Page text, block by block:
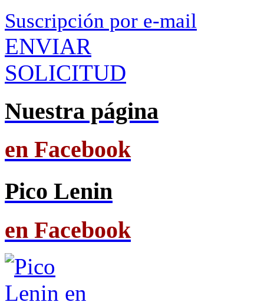
Suscripción por e-mail
ENVIAR
SOLICITUD
Nuestra página
en Facebook
Pico Lenin
en Facebook